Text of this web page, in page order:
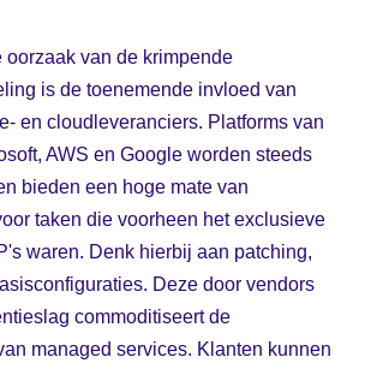
oorzaak van de krimpende
is de toenemende invloed van
en cloudleveranciers. Platforms van
AWS en Google worden steeds
bieden een hoge mate van
taken die voorheen het exclusieve
waren. Denk hierbij aan patching,
Deze door vendors
commoditiseert de
managed services. Klanten kunnen